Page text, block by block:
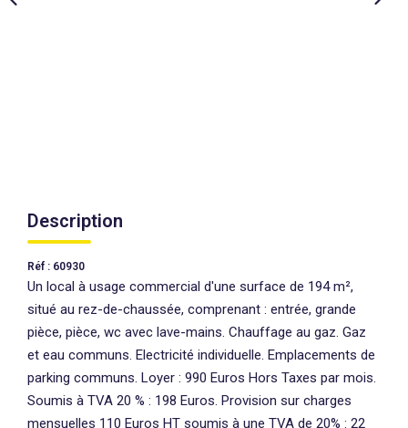
Description
Réf : 60930
Un local à usage commercial d'une surface de 194 m²,
situé au rez-de-chaussée, comprenant : entrée, grande
pièce, pièce, wc avec lave-mains. Chauffage au gaz. Gaz
et eau communs. Electricité individuelle. Emplacements de
parking communs. Loyer : 990 Euros Hors Taxes par mois.
Soumis à TVA 20 % : 198 Euros. Provision sur charges
mensuelles 110 Euros HT soumis à une TVA de 20% : 22